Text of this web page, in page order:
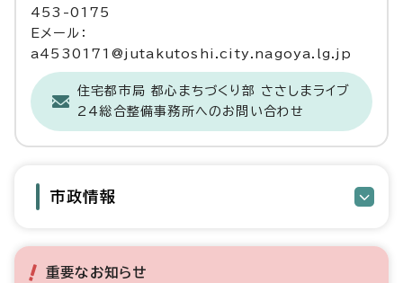
453-0175
Eメール：
a4530171@jutakutoshi.city.nagoya.lg.jp
住宅都市局 都心まちづくり部 ささしまライブ
24総合整備事務所へのお問い合わせ
市政情報
重要なお知らせ